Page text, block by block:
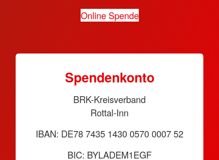
Online Spende
Spendenkonto
BRK-Kreisverband
Rottal-Inn
IBAN: DE78 7435 1430 0570 0007 52
BIC: BYLADEM1EGF